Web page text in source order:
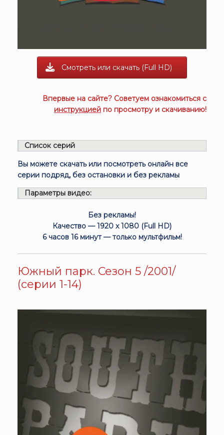
Смотреть или скачать (Full HD)
Впервые на сайте? Советуем ознакомиться с
инструкцией по просмотру и скачиванию!
Список серий
Вы можете скачать или посмотреть онлайн все
серии подряд, без остановки и без рекламы
Параметры видео:
Без рекламы!
Качество — 1920 x 1080 (Full HD)
6 часов 16 минут — только мультфильм!
Южный парк. Сезон 5 /2001/
(серии 1-14)